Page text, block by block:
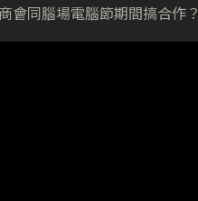
會同腦場電腦節期間搞合作？